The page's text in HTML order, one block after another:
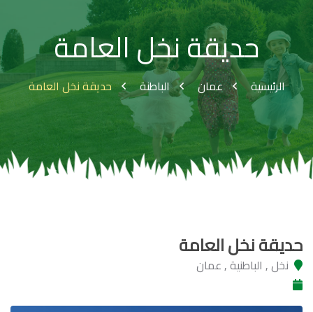
حديقة نخل العامة
الرئيسية عمان الباطنة حديقة نخل العامة
حديقة نخل العامة
نخل , الباطنية , عمان